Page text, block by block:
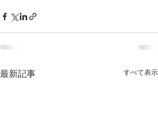
最新記事 すべて表示